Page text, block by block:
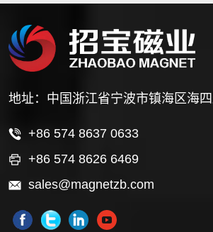
地址：中国浙江省宁波市镇海区海
+86 574 8637 0633
+86 574 8626 6469
sales@magnetzb.com